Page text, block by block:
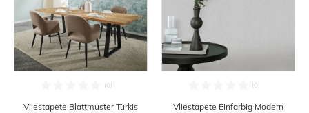
Vliestapete Blattmuster Türkis
Vliestapete Einfarbig Modern